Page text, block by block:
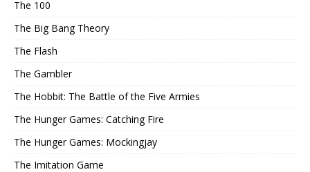
The 100
The Big Bang Theory
The Flash
The Gambler
The Hobbit: The Battle of the Five Armies
The Hunger Games: Catching Fire
The Hunger Games: Mockingjay
The Imitation Game